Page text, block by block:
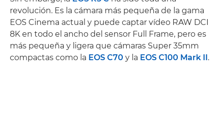
revolución. Es la cámara más pequeña de la gama
EOS Cinema actual y puede captar vídeo RAW DCI
8K en todo el ancho del sensor Full Frame, pero es
más pequeña y ligera que cámaras Super 35mm
compactas como la EOS C70 y la EOS C100 Mark II .